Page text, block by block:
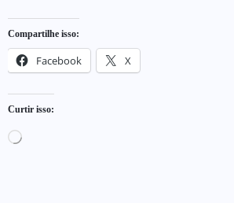
Compartilhe isso:
Facebook X
Curtir isso: